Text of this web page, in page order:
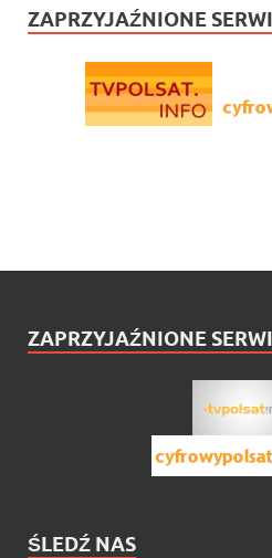
ZAPRZYJAŹNIONE
ZAPRZYJAŹNIONE
ŚLEDŹ NAS